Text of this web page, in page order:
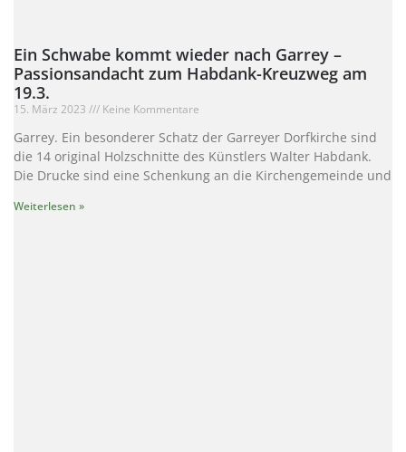
Ein Schwabe kommt wieder nach Garrey –
Passionsandacht zum Habdank-Kreuzweg am
19.3.
15. März 2023 Keine Kommentare
Garrey. Ein besonderer Schatz der Garreyer Dorfkirche sind
die 14 original Holzschnitte des Künstlers Walter Habdank.
Die Drucke sind eine Schenkung an die Kirchengemeinde und
Weiterlesen »